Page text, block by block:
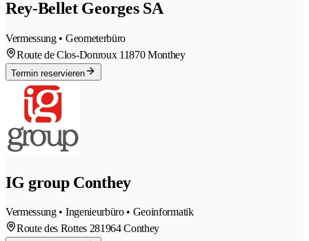
Rey-Bellet Georges SA
Vermessung • Geometerbüro
Route de Clos-Donroux 11870 Monthey
Termin reservieren
IG group Conthey
Vermessung • Ingenieurbüro • Geoinformatik
Route des Rottes 281964 Conthey